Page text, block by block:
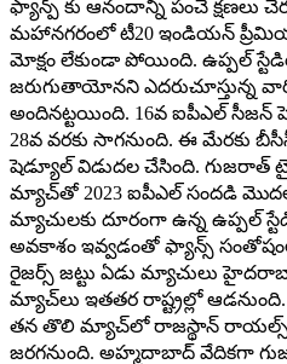
ఫ్యాన్ప్ కు ఆనందాన్ని పంచే
మహానగరంలో టీ20 ఇండియన్
మోక్షం లేకుండా పోయింది. ఉప్పల్
జరుగుతాయోనని ఎదరుచూస్తున్న
అందినట్టయింది. 16వ ఐపీఎల్ సీజన్​
28వ వరకు సాగనుంది. ఈ మేరకు
షెడ్యూల్ విడుదల చేసింది. గుజరాత్​
మ్యాచ్​తో 2023 ఐపీఎల్​ సందడి
మ్యాచులకు దూరంగా ఉన్న ఉప్పల్
అవకాశం ఇవ్వడంతో ఫ్యాన్స్​
రైజర్స్​​ జట్టు ఏడు మ్యాచులు
మ్యాచ్​లు ఇతతర రాష్ట్రల్లో
తన తొలి మ్యాచ్​లో రాజస్థాన్​
జరగనుంది. అహ్మదాబాద్​ వేదికగా